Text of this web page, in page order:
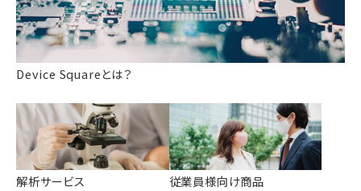
Device Squareとは？
解析サービス 従業員様向け商品